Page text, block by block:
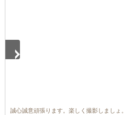
誠心誠意頑張ります。楽しく撮影しましょ。